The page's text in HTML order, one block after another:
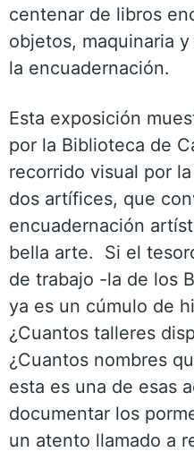
centenar de libros
objetos, maquinaria
la encuadernación.
Esta exposición
por la Biblioteca de
recorrido visual por
dos artífices, que
encuadernación
bella arte. Si el
de trabajo -la de los
ya es un cúmulo de
¿Cuantos talleres
¿Cuantos nombres
esta es una de esas
documentar los
un atento llamado a